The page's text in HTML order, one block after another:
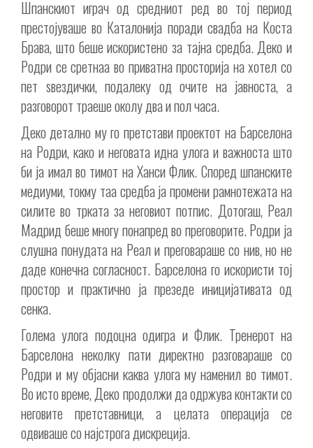
Шпанскиот играч од средниот ред во тој период
престојуваше во Каталонија поради свадба на Коста
Брава, што беше искористено за тајна средба. Деко и
Родри се сретнаа во приватна просторија на хотел со
пет ѕвездички, подалеку од очите на јавноста, а
разговорот траеше околу два и пол часа.
Деко детално му го претстави проектот на Барселона
на Родри, како и неговата идна улога и важноста што
би ја имал во тимот на Ханси Флик. Според шпанските
медиуми, токму таа средба ја промени рамнотежата на
силите во трката за неговиот потпис. Дотогаш, Реал
Мадрид беше многу понапред во преговорите. Родри ја
слушна понудата на Реал и преговараше со нив, но не
даде конечна согласност. Барселона го искористи тој
простор и практично ја презеде иницијативата од
сенка.
Голема улога подоцна одигра и Флик. Тренерот на
Барселона неколку пати директно разговараше со
Родри и му објасни каква улога му наменил во тимот.
Во исто време, Деко продолжи да одржува контакти со
неговите претставници, а целата операција се
одвиваше со најстрога дискреција.